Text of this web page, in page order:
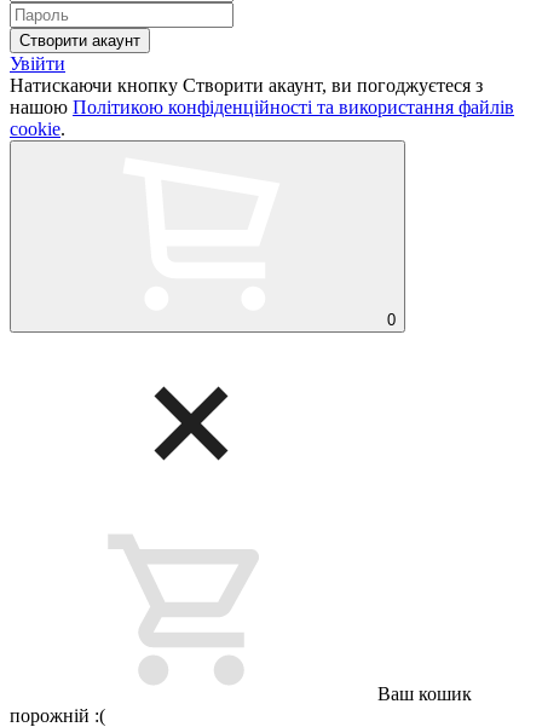
Увійти
Натискаючи кнопку Створити акаунт, ви погоджуєтеся з
нашою Політикою конфіденційності та використання файлів
cookie.
0
Ваш кошик
порожній :(